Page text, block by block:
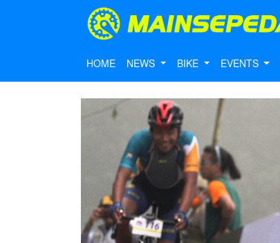
HOME NEWS BIKE EVENTS